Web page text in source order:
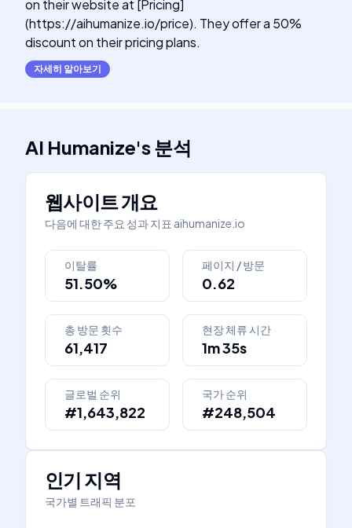
on their website at [Pricing]
(https://aihumanize.io/price). They offer a 50%
discount on their pricing plans.
자세히 알아보기
AI Humanize's분석
웹사이트 개요
다음에 대한 주요 성과 지표 aihumanize.io
이탈률
51.50%
페이지 / 방문
0.62
총 방문 횟수
61,417
현장 체류 시간
1m 35s
글로벌 순위
#1,643,822
국가 순위
#248,504
인기 지역
국가별 트래픽 분포